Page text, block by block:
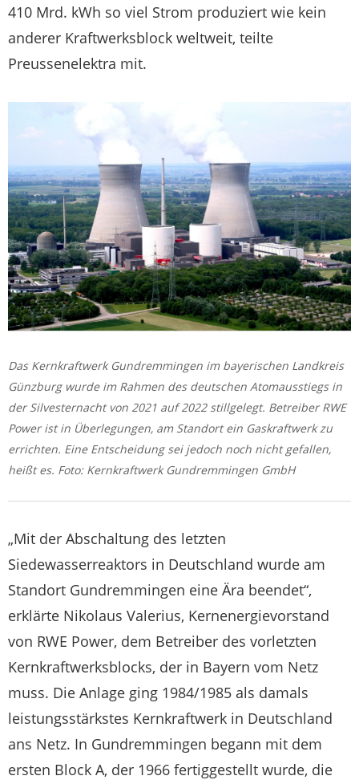
410 Mrd. kWh so viel Strom produziert wie kein
anderer Kraftwerksblock weltweit, teilte
Preussenelektra mit.
Das Kernkraftwerk Gundremmingen im bayerischen Landkreis
Günzburg wurde im Rahmen des deutschen Atomausstiegs in
der Silvesternacht von 2021 auf 2022 stillgelegt. Betreiber RWE
Power ist in Überlegungen, am Standort ein Gaskraftwerk zu
errichten. Eine Entscheidung sei jedoch noch nicht gefallen,
heißt es. Foto: Kernkraftwerk Gundremmingen GmbH
„Mit der Abschaltung des letzten
Siedewasserreaktors in Deutschland wurde am
Standort Gundremmingen eine Ära beendet“,
erklärte Nikolaus Valerius, Kernenergievorstand
von RWE Power, dem Betreiber des vorletzten
Kernkraftwerksblocks, der in Bayern vom Netz
muss. Die Anlage ging 1984/1985 als damals
leistungsstärkstes Kernkraftwerk in Deutschland
ans Netz. In Gundremmingen begann mit dem
ersten Block A, der 1966 fertiggestellt wurde, die